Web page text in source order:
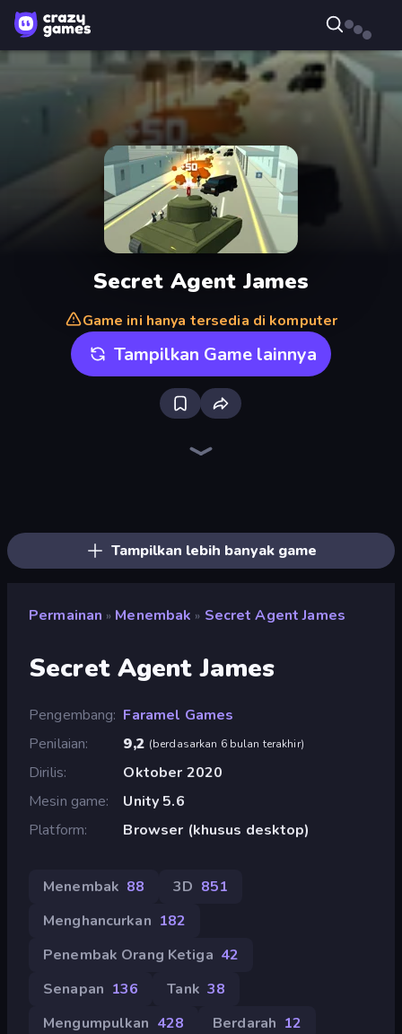
Secret Agent James
Game ini hanya tersedia di komputer
Tampilkan Game lainnya
Tampilkan lebih banyak game
Permainan » Menembak » Secret Agent James
Secret Agent James
Pengembang Faramel Games
Penilaian
9,2 (berdasarkan 6 bulan terakhir)
Dirilis
Oktober 2020
Mesin game
Unity 5.6
Platform
Browser (khusus desktop)
Menembak 88 3D 851
Menghancurkan 182
Penembak Orang Ketiga 42
Senapan 136 Tank 38
Mengumpulkan 428 Berdarah 12